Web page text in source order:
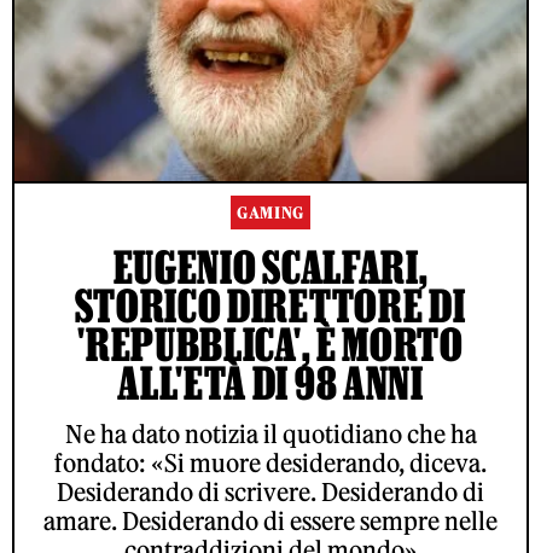
GAMING
EUGENIO SCALFARI,
STORICO DIRETTORE DI
'REPUBBLICA', È MORTO
ALL'ETÀ DI 98 ANNI
Ne ha dato notizia il quotidiano che ha
fondato: «Si muore desiderando, diceva.
Desiderando di scrivere. Desiderando di
amare. Desiderando di essere sempre nelle